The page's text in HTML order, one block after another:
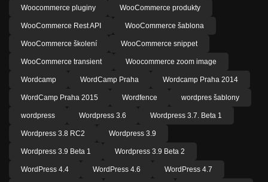
Woocommerce pluginy WooCommerce produkty
WooCommerce Rest API WooCommerce šablona
WooCommerce školení WooCommerce snippet
WooCommerce transient Woocommerce zoom image
Wordcamp WordCamp Praha Wordcamp Praha 2014
WordCamp Praha 2015 Wordfence wordpres šablony
wordpress Wordpress 3.6 Wordpress 3.7. Beta 1
Wordpress 3.8 RC2 Wordpress 3.9
Wordpress 3.9 Beta 1 Wordpress 3.9 Beta 2
WordPress 4.4 WordPress 4.6 WordPress 4.7